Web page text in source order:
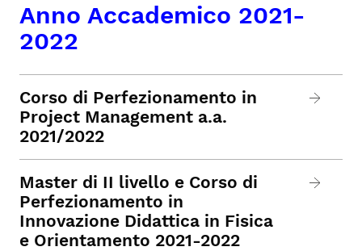
Anno Accademico 2021-
2022
Corso di Perfezionamento in
Project Management a.a.
2021/2022
Master di II livello e Corso di
Perfezionamento in
Innovazione Didattica in Fisica
e Orientamento 2021-2022